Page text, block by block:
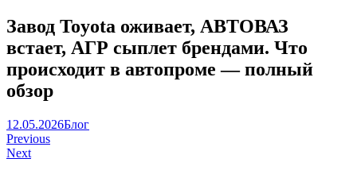
Завод Toyota оживает, АВТОВАЗ
встает, АГР сыплет брендами. Что
происходит в автопроме — полный
обзор
Артем
Краснов
12.05.2026Блог
Навигация
по
Previous
Next